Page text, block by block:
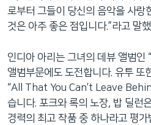
로부터 그들이 당신의 음악을 사랑
것은 아주 좋은 점입니다.”라고 말
인디아 아리는 그녀의 데뷰 앨범
앨범부문에도 도전합니다. 유투 또
“All That You Can’t Leave
습니다. 포크와 록의 노장, 밥 딜런
경력의 최고 작품 중 하나라고 평